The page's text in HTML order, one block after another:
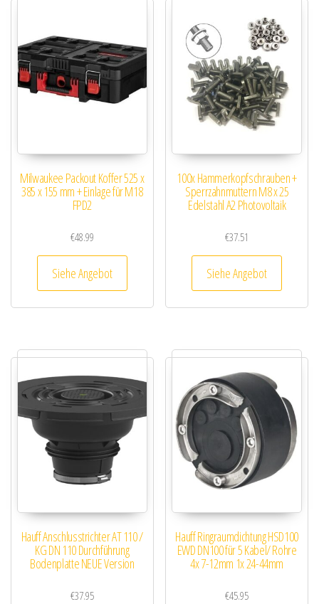
Milwaukee Packout Koffer 525 x
385 x 155 mm + Einlage für M18
FPD2
€48.99
Siehe Angebot
100x Hammerkopfschrauben +
Sperrzahnmuttern M8 x 25
Edelstahl A2 Photovoltaik
€37.51
Siehe Angebot
Hauff Anschlusstrichter AT 110 /
KG DN 110 Durchführung
Bodenplatte NEUE Version
€37.95
Hauff Ringraumdichtung HSD100
EWD DN100 für 5 Kabel/ Rohre
4x 7-12mm 1x 24-44mm
€45.95